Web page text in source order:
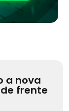
a nova
frente